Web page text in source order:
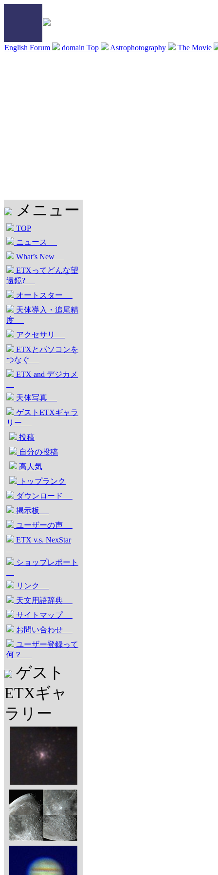
English Forum domain Top Astrophotography The Movie
メニュー
TOP
ニュース
What’s New
ETXってどんな望
遠鏡?
オートスター
天体導入・追尾精
度
アクセサリ
ETXとパソコンを
つなぐ
ETX and デジカメ
天体写真
ゲストETXギャラ
リー
投稿
自分の投稿
高人気
トップランク
ダウンロード
掲示板
ユーザーの声
ETX v.s. NexStar
ショップレポート
リンク
天文用語辞典
サイトマップ
お問い合わせ
ユーザー登録って
何？
ゲスト
ETXギャ
ラリー